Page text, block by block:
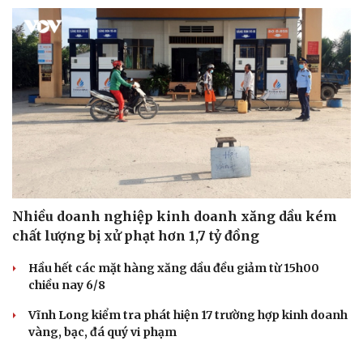
Nhiều doanh nghiệp kinh doanh xăng dầu kém
chất lượng bị xử phạt hơn 1,7 tỷ đồng
Hầu hết các mặt hàng xăng dầu đều giảm từ 15h00
chiều nay 6/8
Vĩnh Long kiểm tra phát hiện 17 trường hợp kinh doanh
vàng, bạc, đá quý vi phạm